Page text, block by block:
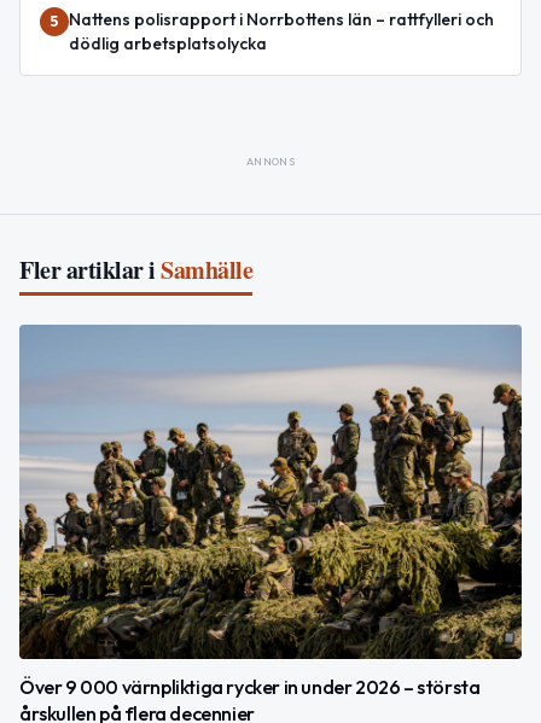
5
Nattens polisrapport i Norrbottens län – rattfylleri och
dödlig arbetsplatsolycka
ANNONS
Fler artiklar iSamhälle
Över 9 000 värnpliktiga rycker in under 2026 – största
årskullen på flera decennier